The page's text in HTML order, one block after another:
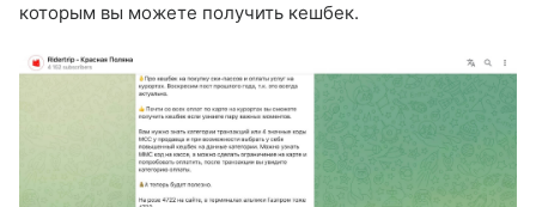
которым вы можете получить кешбек.